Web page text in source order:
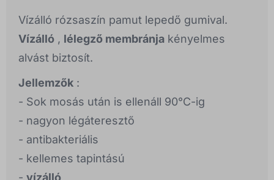
Vízálló rózsaszín pamut lepedő gumival.
Vízálló , lélegző membránja kényelmes
alvást biztosít.
Jellemzők :
- Sok mosás után is ellenáll 90°C-ig
- nagyon légáteresztő
- antibakteriális
- kellemes tapintású
- vízálló